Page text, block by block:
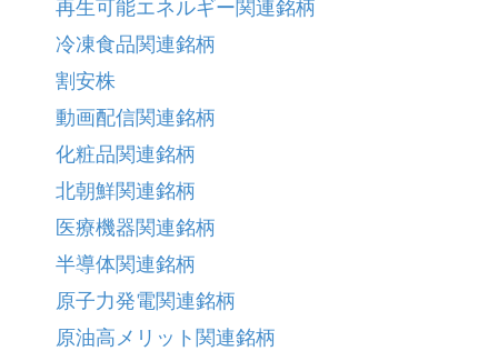
再生可能エネルギー関連銘柄
冷凍食品関連銘柄
割安株
動画配信関連銘柄
化粧品関連銘柄
北朝鮮関連銘柄
医療機器関連銘柄
半導体関連銘柄
原子力発電関連銘柄
原油高メリット関連銘柄